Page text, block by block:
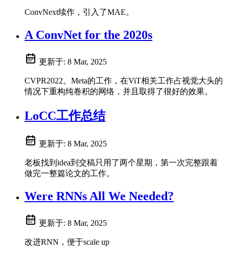
ConvNext续作，引入了MAE。
A ConvNet for the 2020s
更新于: 8 Mar, 2025
CVPR2022。Meta的工作，在ViT相关工作占视觉大头的
情况下重构纯卷积的网络，并且取得了很好的效果。
LoCC工作总结
更新于: 8 Mar, 2025
老板找到idea到交稿只用了两个星期，第一次完整跟着
做完一整篇论文的工作。
Were RNNs All We Needed?
更新于: 8 Mar, 2025
改进RNN，便于scale up